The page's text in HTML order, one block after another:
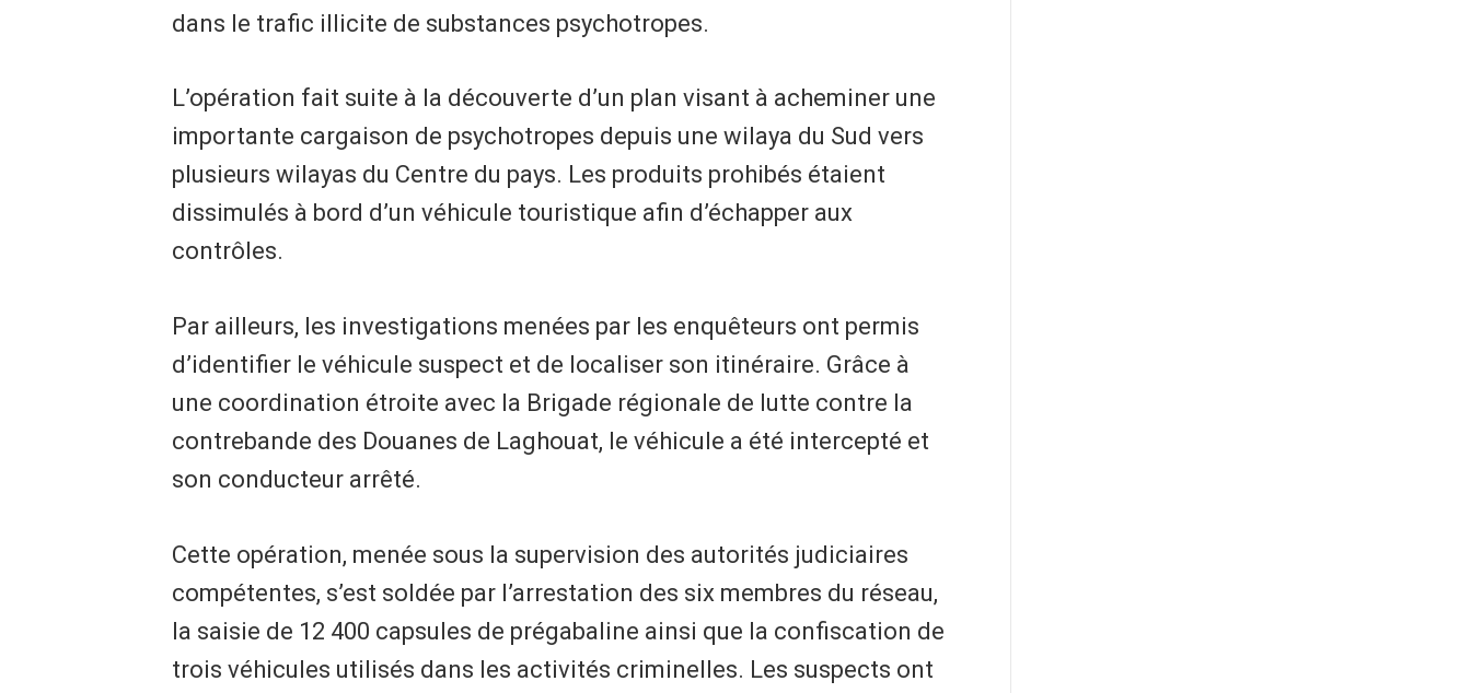
dans le trafic illicite de substances psychotropes.
L’opération fait suite à la découverte d’un plan visant à acheminer une
importante cargaison de psychotropes depuis une wilaya du Sud vers
plusieurs wilayas du Centre du pays. Les produits prohibés étaient
dissimulés à bord d’un véhicule touristique afin d’échapper aux
contrôles.
Par ailleurs, les investigations menées par les enquêteurs ont permis
d’identifier le véhicule suspect et de localiser son itinéraire. Grâce à
une coordination étroite avec la Brigade régionale de lutte contre la
contrebande des Douanes de Laghouat, le véhicule a été intercepté et
son conducteur arrêté.
Cette opération, menée sous la supervision des autorités judiciaires
compétentes, s’est soldée par l’arrestation des six membres du réseau,
la saisie de 12 400 capsules de prégabaline ainsi que la confiscation de
trois véhicules utilisés dans les activités criminelles. Les suspects ont